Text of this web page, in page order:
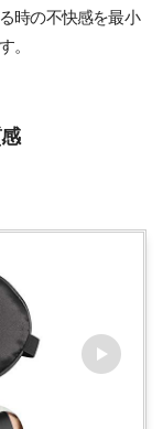
時の不快感を最小
。